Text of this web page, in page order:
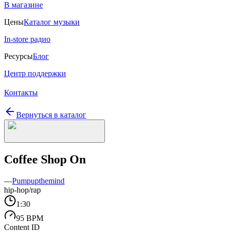
В магазине
ЦеныКаталог музыки
In-store радио
РесурсыБлог
Центр поддержки
Контакты
Вернуться в каталог
Coffee Shop On
—Pumpupthemind
hip-hop/rap
1:30
95 BPM
Content ID